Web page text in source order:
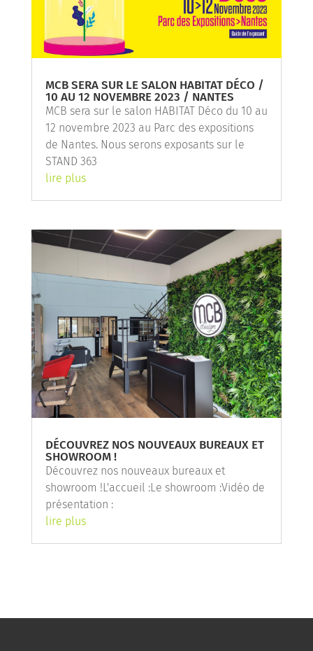
MCB SERA SUR LE SALON HABITAT DÉCO /
10 AU 12 NOVEMBRE 2023 / NANTES
MCB sera sur le salon HABITAT Déco du 10 au
12 novembre 2023 au Parc des expositions
de Nantes. Nous serons exposants sur le
STAND 363
lire plus
DÉCOUVREZ NOS NOUVEAUX BUREAUX ET
SHOWROOM !
Découvrez nos nouveaux bureaux et
showroom !L'accueil :Le showroom :Vidéo de
présentation :
lire plus